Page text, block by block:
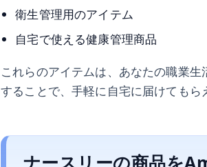
衛生管理用のアイテム
自宅で使える健康管理商品
これらのアイテムは、あなたの職業
することで、手軽に自宅に届けてもら
ナースリーの商品を